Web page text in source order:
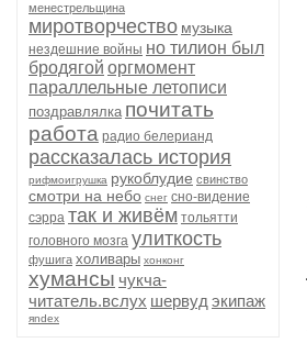
менестрельщина
миротворчество музыка
нездешние войны но тилион был
бродягой оргмомент
параллельные летописи
поздравлялка почитать
работа радио белерианд
рассказалась история
рифмоигрушка рукоблудие свинство
смотри на небо снег сно-видение
сэрра так и живём тольятти
головного мозга улиткость
фушига холивары хонконг
хумансы чукча-
читатель.вслух шервуд экипаж
яndex